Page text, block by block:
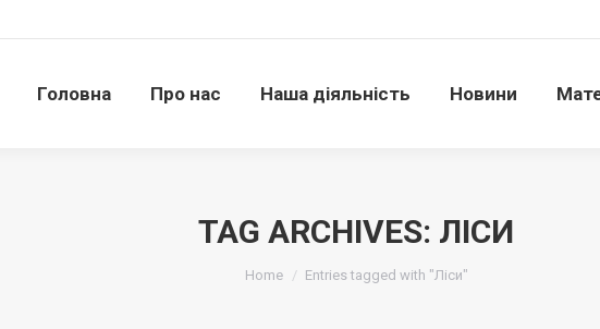
Головна Про нас Наша діяльність Новини
TAG ARCHIVES: ЛІСИ
Home Entries tagged with "Ліси"
Головна Про нас Наша діяльність Новини